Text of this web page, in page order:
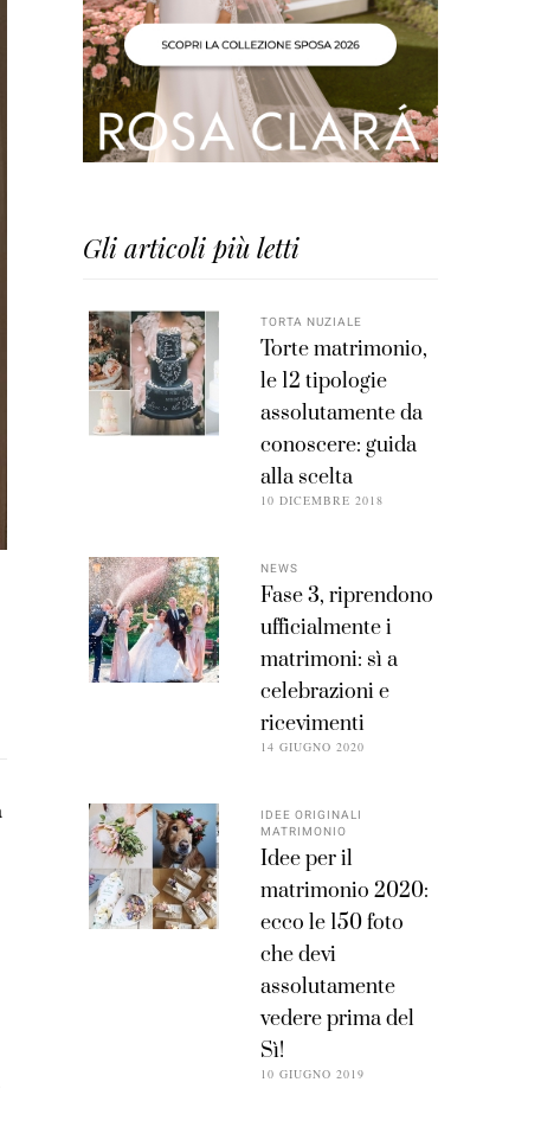
Gli articoli più letti
TORTA NUZIALE
Torte matrimonio,
le 12 tipologie
assolutamente da
conoscere: guida
alla scelta
10 DICEMBRE 2018
NEWS
Fase 3, riprendono
ufficialmente i
matrimoni: sì a
celebrazioni e
ricevimenti
14 GIUGNO 2020
IDEE ORIGINALI
MATRIMONIO
Idee per il
matrimonio 2020:
ecco le 150 foto
che devi
assolutamente
vedere prima del
Sì!
10 GIUGNO 2019